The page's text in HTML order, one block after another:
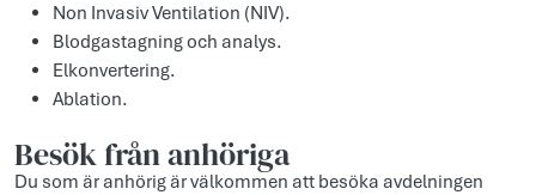
Non Invasiv Ventilation (NIV).
Blodgastagning och analys.
Elkonvertering.
Ablation.
Besök från anhöriga
Du som är anhörig är välkommen att besöka avdelningen